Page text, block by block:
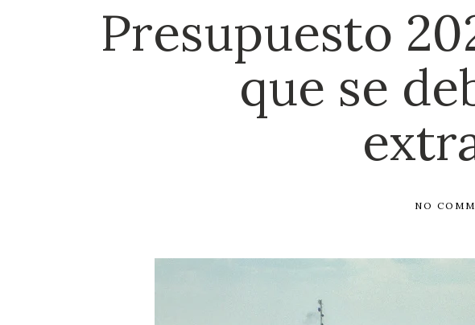
Presupuesto
que se
NO